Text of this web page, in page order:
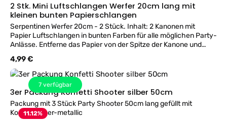
2 Stk. Mini Luftschlangen Werfer 20cm lang mit
kleinen bunten Papierschlangen
Serpentinen Werfer 20cm - 2 Stück. Inhalt: 2 Kanonen mit
Papier Luftschlangen in bunten Farben für alle möglichen Party-
Anlässe. Entferne das Papier von der Spitze der Kanone und
Luftschlangen herausfliegen! Die Serpentinen bleiben auf einer
Seite am Stick hängen und können daher nach Gebrauch
einfach gereinigt werden.
Regulärer Preis:
4,99 €
7 verfügbar
11.12%
3er Packung Konfetti Shooter silber 50cm
Packung mit 3 Stück Party Shooter 50cm lang gefüllt mit
Konfetti silber-metallic